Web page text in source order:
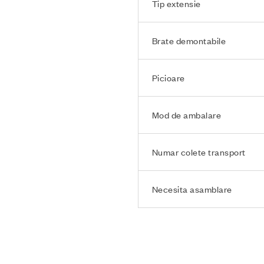
Tip extensie
Brate demontabile
Picioare
Mod de ambalare
Numar colete transport
Necesita asamblare